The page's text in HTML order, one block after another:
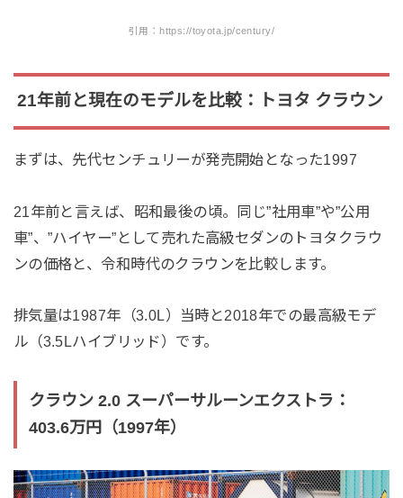
引用：https://toyota.jp/century/
21年前と現在のモデルを比較：トヨタ クラウン
まずは、先代センチュリーが発売開始となった1997
21年前と言えば、昭和最後の頃。同じ”社用車”や”公用
車”、”ハイヤー”として売れた高級セダンのトヨタクラウ
ンの価格と、令和時代のクラウンを比較します。
排気量は1987年（3.0L）当時と2018年での最高級モデ
ル（3.5Lハイブリッド）です。
クラウン 2.0 スーパーサルーンエクストラ：
403.6万円（1997年）